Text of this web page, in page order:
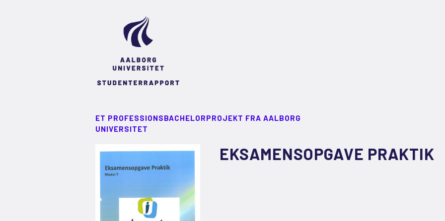
ET PROFESSIONSBACHELORPROJEKT FRA AALBORG
UNIVERSITET
EKSAMENSOPGAVE PRAKTIK